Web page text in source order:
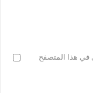
في هذا المتصفح